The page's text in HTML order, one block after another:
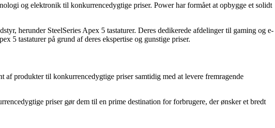
og elektronik til konkurrencedygtige priser. Power har formået at opbygge et solidt
herunder SteelSeries Apex 5 tastaturer. Deres dedikerede afdelinger til gaming og e-
5 tastaturer på grund af deres ekspertise og gunstige priser.
produkter til konkurrencedygtige priser samtidig med at levere fremragende
priser gør dem til en prime destination for forbrugere, der ønsker et bredt